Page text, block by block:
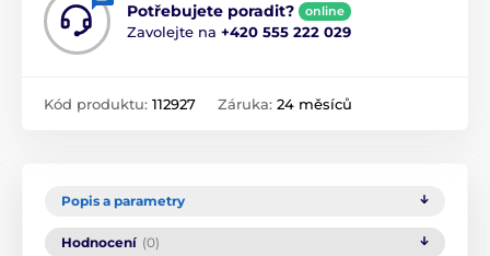
Potřebujete poradit? online
Zavolejte na +420 555 222 029
Kód produktu: 112927 Záruka: 24 měsíců
Popis a parametry
Hodnocení (0)